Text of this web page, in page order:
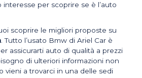
interesse per scoprire se è l’auto
scoprire le migliori proposte su
. Tutto l’usato Bmw di Ariel Car è
assicurarti auto di qualità a prezzi
di ulteriori informazioni non
vieni a trovarci in una delle sedi